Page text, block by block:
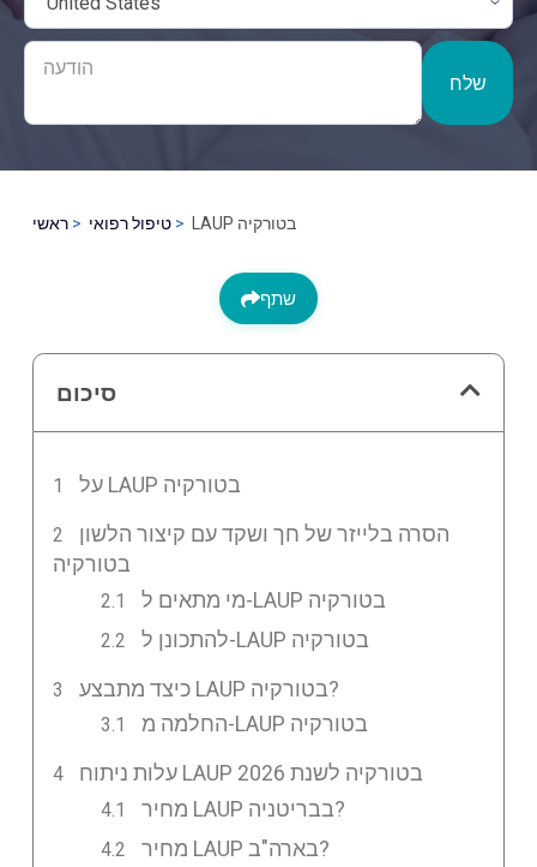
שלח
ראשי טיפול רפואי LAUP בטורקיה
שתף
סיכום
על LAUP בטורקיה
הסרה בלייזר של חך ושקד עם קיצור הלשון
בטורקיה
מי מתאים ל-LAUP בטורקיה
להתכונן ל-LAUP בטורקיה
כיצד מתבצע LAUP בטורקיה?
החלמה מ-LAUP בטורקיה
עלות ניתוח LAUP בטורקיה לשנת 2026
מחיר LAUP בבריטניה?
מחיר LAUP בארה"ב?